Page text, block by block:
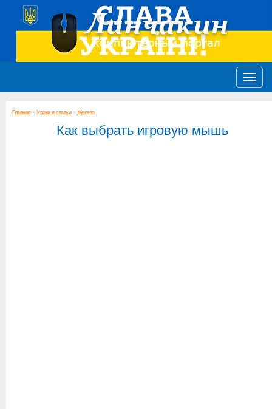
Главная» Уроки и статьи» Железо
Как выбрать игровую мышь